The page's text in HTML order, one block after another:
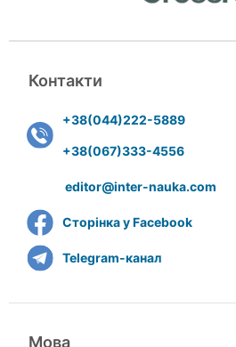
Контакти
+38(044)222-5889
+38(067)333-4556
editor@inter-nauka.com
Сторінка у Facebook
Telegram-канал
Мова